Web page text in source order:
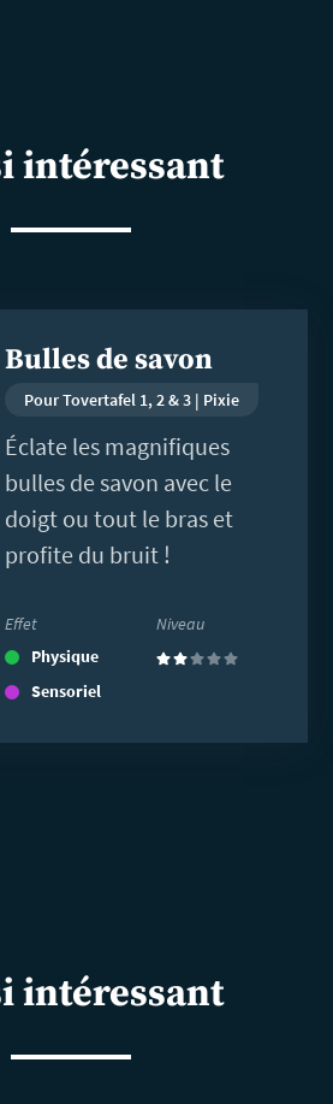
intéressant
Bulles de savon
Pour Tovertafel 1, 2 & 3 | Pixie
Éclate les magnifiques
bulles de savon avec le
doigt ou tout le bras et
profite du bruit !
Effet
Physique
Sensoriel
Niveau
(2)
intéressant